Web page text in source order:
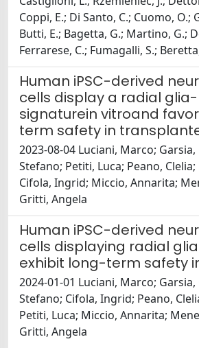
Coppi, E.; Di Santo, C.; Cuomo, O.;
Butti, E.; Bagetta, G.; Martino, G.;
Ferrarese, C.; Fumagalli, S.;
Human iPSC-derived
cells display a radial
signaturein vitroand
term safety in
2023-08-04 Luciani, Marco;
Stefano; Petiti, Luca; Peano,
Cifola, Ingrid; Miccio, Annarita;
Gritti, Angela
Human iPSC-derived
cells displaying radial
exhibit long-term safety
2024-01-01 Luciani, Marco;
Stefano; Cifola, Ingrid; Peano,
Petiti, Luca; Miccio, Annarita;
Gritti, Angela